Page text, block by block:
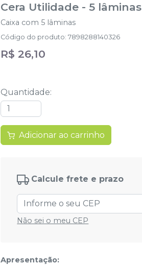
Cera Utilidade - 5 lâminas
Caixa com 5 lâminas
Código do produto:7898288140326
R$ 26,10
Quantidade:
Adicionar ao carrinho
Calcule frete e prazo
Não sei o meu CEP
Apresentação: